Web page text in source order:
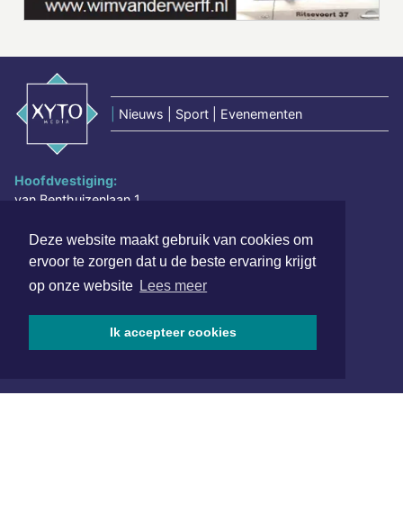
Deze website maakt gebruik van cookies om
ervoor te zorgen dat u de beste ervaring krijgt
op onze website Lees meer
Ik accepteer cookies
Nieuws | Sport | Evenementen
Hoofdvestiging:
van Benthuizenlaan 1
redactie@xyto.nl
www.xyto.nl